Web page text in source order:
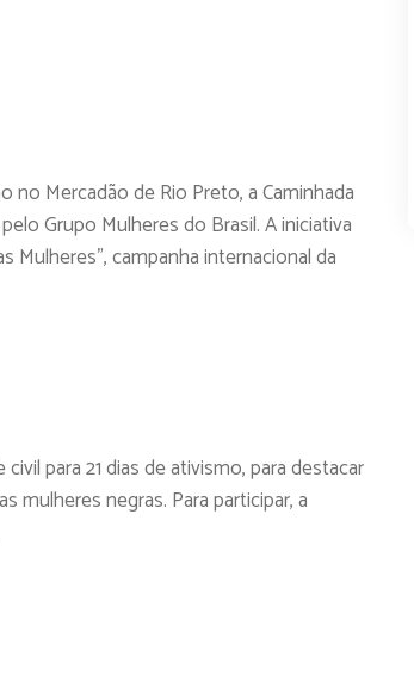
Mercadão de Rio Preto, a Caminhada
Grupo Mulheres do Brasil. A iniciativa
Mulheres”, campanha internacional da
para 21 dias de ativismo, para destacar
mulheres negras. Para participar, a